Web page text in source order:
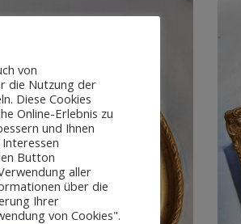
von
die Nutzung der
Diese Cookies
Online-Erlebnis zu
und Ihnen
Button
aller
über die
Ihrer
von Cookies".